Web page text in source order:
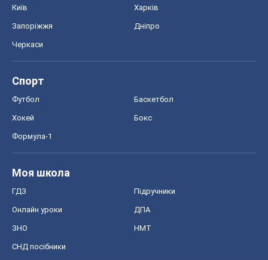
Київ Харків
Запоріжжя Дніпро
Черкаси
Спорт
Футбол Баскетбол
Хокей Бокс
Формула-1
Моя школа
ГДЗ Підручники
Онлайн уроки ДПА
ЗНО НМТ
СНД посібники